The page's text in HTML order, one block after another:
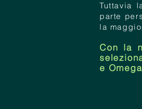
Tuttavia
parte
la
Con la
e